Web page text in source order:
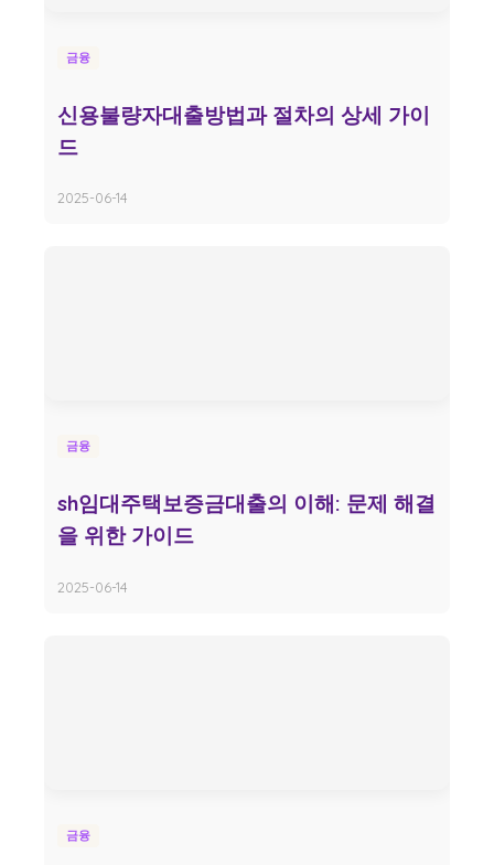
금융
신용불량자대출방법과 절차의 상세 가이
드
2025-06-14
금융
sh임대주택보증금대출의 이해: 문제 해결
을 위한 가이드
2025-06-14
금융